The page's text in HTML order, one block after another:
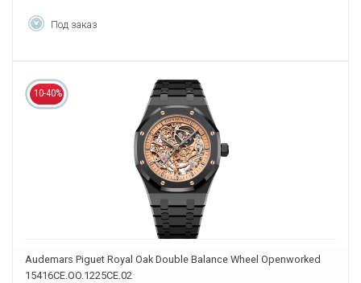
Под заказ
10-40%
Audemars Piguet Royal Oak Double Balance Wheel Openworked
15416CE.OO.1225CE.02